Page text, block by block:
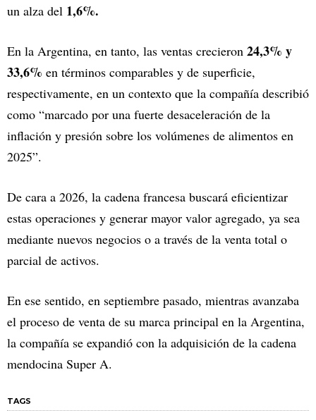
un alza del 1,6%.
En la Argentina, en tanto, las ventas crecieron 24,3% y
33,6% en términos comparables y de superficie,
respectivamente, en un contexto que la compañía describió
como “marcado por una fuerte desaceleración de la
inflación y presión sobre los volúmenes de alimentos en
2025”.
De cara a 2026, la cadena francesa buscará eficientizar
estas operaciones y generar mayor valor agregado, ya sea
mediante nuevos negocios o a través de la venta total o
parcial de activos.
En ese sentido, en septiembre pasado, mientras avanzaba
el proceso de venta de su marca principal en la Argentina,
la compañía se expandió con la adquisición de la cadena
mendocina Super A.
TAGS